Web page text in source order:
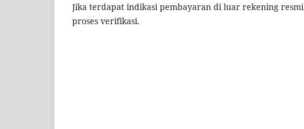
Jika terdapat indikasi pembayaran di luar rekening
proses verifikasi.